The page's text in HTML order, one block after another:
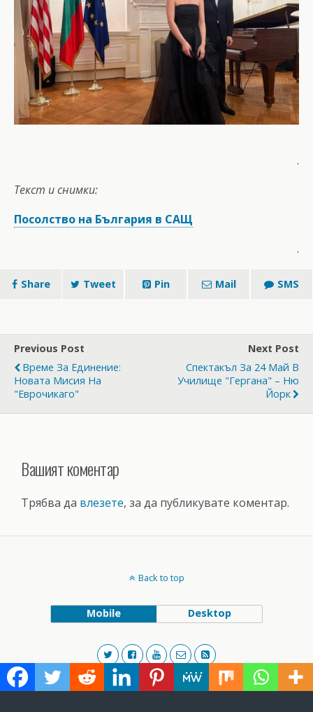
.
Текст и снимки:
Посолство на България в САЩ
.
Share Tweet Pin Mail SMS
Previous Post
Време За Единение:
Новата Мисия На
"Еврочикаго"
Next Post
Спектакъл За 24 Май В
Училище "Гергана" – Ню
Йорк
Вашият коментар
Трябва да влезете, за да публикувате коментар.
Back to top
Mobile Desktop